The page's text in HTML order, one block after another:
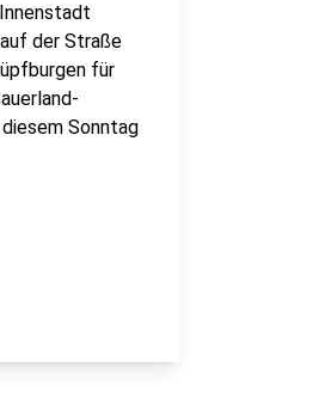
der Straße
für
Sonntag